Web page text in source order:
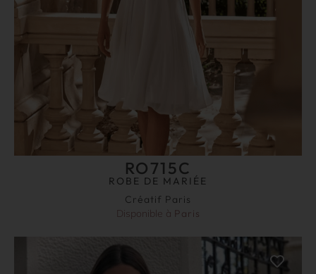
RO715C
ROBE DE MARIÉE
Créatif Paris
Disponible à Paris